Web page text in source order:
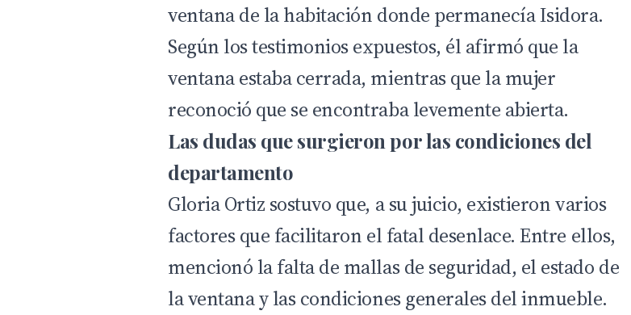
ventana de la habitación donde permanecía Isidora.
Según los testimonios expuestos, él afirmó que la
ventana estaba cerrada, mientras que la mujer
reconoció que se encontraba levemente abierta.
Las dudas que surgieron por las condiciones del
departamento
Gloria Ortiz sostuvo que, a su juicio, existieron varios
factores que facilitaron el fatal desenlace. Entre ellos,
mencionó la falta de mallas de seguridad, el estado de
la ventana y las condiciones generales del inmueble.